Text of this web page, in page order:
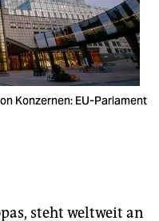
Konzernen: EU-Parlament
steht weltweit an